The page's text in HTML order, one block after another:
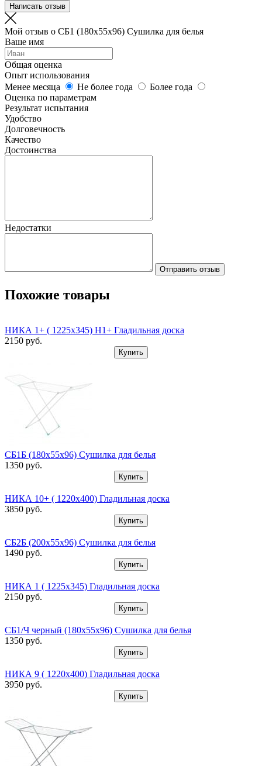
Написать отзыв
Мой отзыв о СБ1 (180х55х96) Сушилка для белья
Ваше имя
Общая оценка
Опыт использования
Менее месяца
Не более года
Более года
Оценка по параметрам
Результат испытания
Удобство
Долговечность
Качество
Достоинства
Недостатки
Отправить отзыв
Похожие товары
НИКА 1+ ( 1225х345) Н1+ Гладильная доска
2150 pуб.
Купить
СБ1Б (180х55х96) Сушилка для белья
1350 pуб.
Купить
НИКА 10+ ( 1220х400) Гладильная доска
3850 pуб.
Купить
СБ2Б (200х55х96) Сушилка для белья
1490 pуб.
Купить
НИКА 1 ( 1225х345) Гладильная доска
2150 pуб.
Купить
СБ1/Ч черный (180х55х96) Сушилка для белья
1350 pуб.
Купить
НИКА 9 ( 1220х400) Гладильная доска
3950 pуб.
Купить